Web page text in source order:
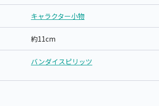
キャラクター小物
約11cm
バンダイスピリッツ